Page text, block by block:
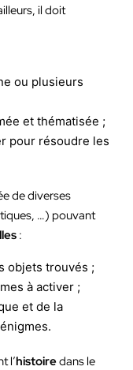
il doit
ou plusieurs
et thématisée ;
pour résoudre les
de diverses
…) pouvant
:
objets trouvés ;
à activer ;
et de la
l’histoiredans le